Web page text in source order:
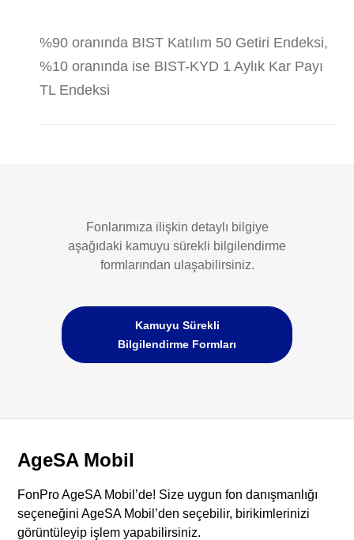
%90 oranında BIST Katılım 50 Getiri Endeksi,
%10 oranında ise BIST-KYD 1 Aylık Kar Payı
TL Endeksi
Fonlarımıza ilişkin detaylı bilgiye
aşağıdaki kamuyu sürekli bilgilendirme
formlarından ulaşabilirsiniz.
Kamuyu Sürekli
Bilgilendirme Formları
AgeSA Mobil
FonPro AgeSA Mobil’de! Size uygun fon danışmanlığı
seçeneğini AgeSA Mobil’den seçebilir, birikimlerinizi
görüntüleyip işlem yapabilirsiniz.